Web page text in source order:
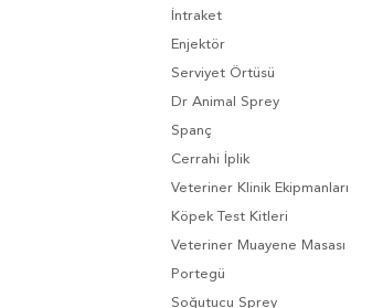
İntraket
Enjektör
Serviyet Örtüsü
Dr Animal Sprey
Spanç
Cerrahi İplik
Veteriner Klinik Ekipmanları
Köpek Test Kitleri
Veteriner Muayene Masası
Portegü
Soğutucu Sprey